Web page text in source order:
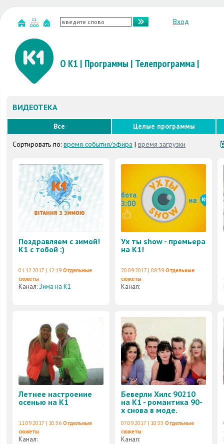
Вход
О К1 | Программы | Телепрограмма|
ВИДЕОТЕКА
Все
Целые программы
Сортировать по: время события/эфира | время загрузки
Поздравляем с зимой!
К1 с тобой :)
01.12.2017 | 12:19 Отдельные
сюжеты
Канал:Зима на К1
Ух ты show - премьера
на К1!
20.09.2017 | 08:39 Отдельные
сюжеты
Канал:
Летнее настроение
осенью на К1
11.09.2017 | 10:36 Отдельные
сюжеты
Канал:
Беверли Хилc 90210
на К1 - романтика 90-
х снова в моде.
07.09.2017 | 10:33 Отдельные
сюжеты
Канал: